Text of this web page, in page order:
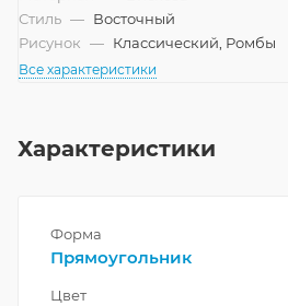
Стиль — Восточный
Рисунок — Классический, Ромбы
Все характеристики
Характеристики
Форма
Прямоугольник
Цвет